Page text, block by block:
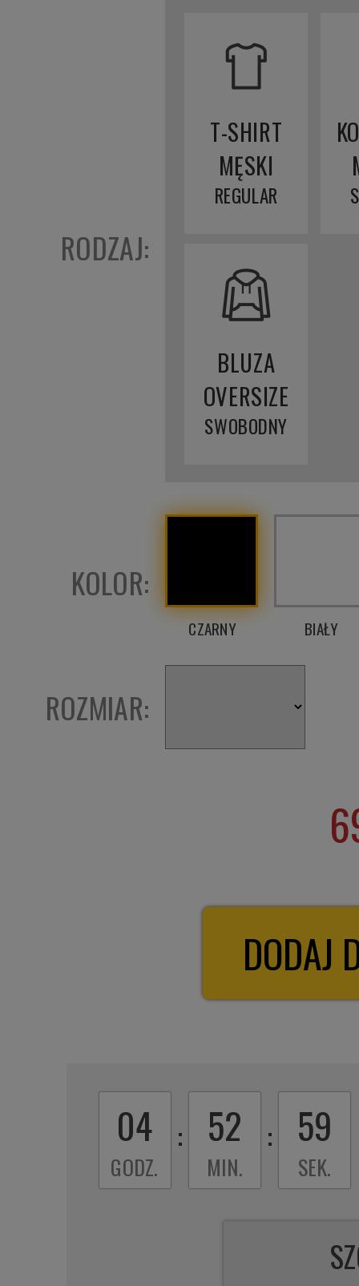
RODZAJ:
T-SHIRT
MĘSKI
REGULAR
BLUZA
OVERSIZE
SWOBODNY
KOLOR:
CZARNY BIAŁY
ROZMIAR:
04
GODZ.
: 52
MIN.
: 58
SEK.